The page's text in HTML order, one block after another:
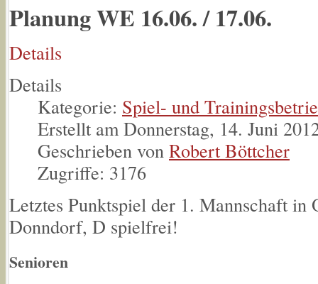
Planung WE 16.06. / 17.06.
Details
Details
Kategorie: Spiel- und
Erstellt am Donnerstag, 14. Juni
Geschrieben von Robert Böttcher
Zugriffe: 3176
Letztes Punktspiel der 1. Mannschaft in
Donndorf, D spielfrei!
Senioren